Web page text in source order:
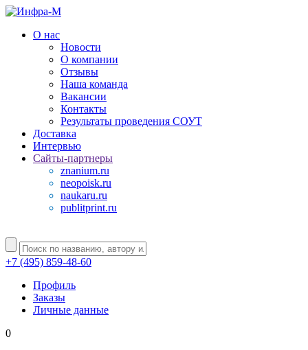
О нас
Новости
О компании
Отзывы
Наша команда
Вакансии
Контакты
Результаты проведения СОУТ
Доставка
Интервью
Сайты-партнеры
znanium.ru
neopoisk.ru
naukaru.ru
publitprint.ru
+7 (495) 859-48-60
Профиль
Заказы
Личные данные
0